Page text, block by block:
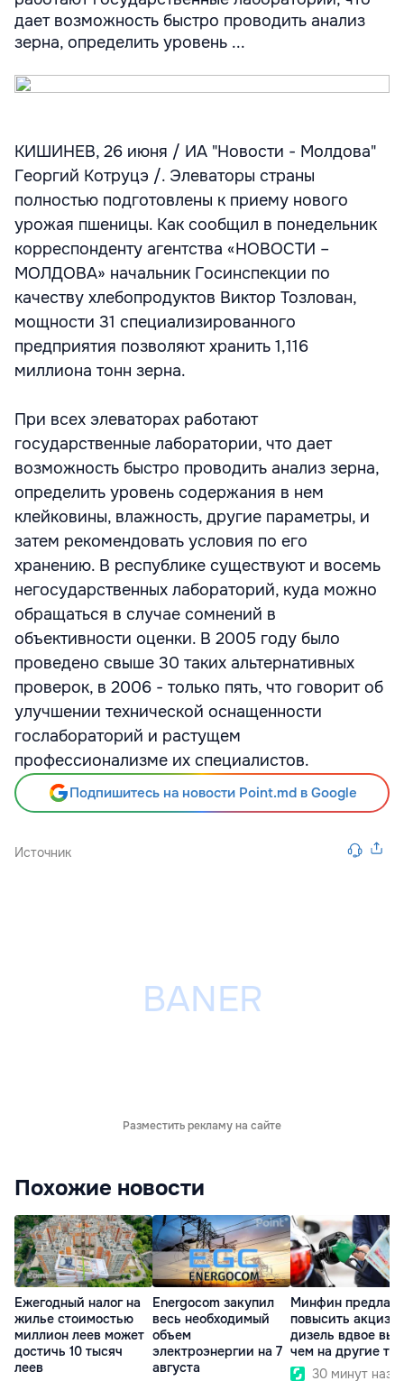
дает возможность быстро проводить анализ
зерна, определить уровень ...
КИШИНЕВ, 26 июня / ИА "Новости - Молдова"
Георгий Котруцэ /. Элеваторы страны
полностью подготовлены к приему нового
урожая пшеницы. Как сообщил в понедельник
корреспонденту агентства «НОВОСТИ –
МОЛДОВА» начальник Госинспекции по
качеству хлебопродуктов Виктор Тозлован,
мощности 31 специализированного
предприятия позволяют хранить 1,116
миллиона тонн зерна.
При всех элеваторах работают
государственные лаборатории, что дает
возможность быстро проводить анализ зерна,
определить уровень содержания в нем
клейковины, влажность, другие параметры, и
затем рекомендовать условия по его
хранению. В республике существуют и восемь
негосударственных лабораторий, куда можно
обращаться в случае сомнений в
объективности оценки. В 2005 году было
проведено свыше 30 таких альтернативных
проверок, в 2006 - только пять, что говорит об
улучшении технической оснащенности
гослабораторий и растущем
профессионализме их специалистов.
Подпишитесь на новости Point.md в Google
Источник
Разместить рекламу на сайте
Похожие новости
Ежегодный налог на
жилье стоимостью
миллион леев может
достичь 10 тысяч
леев
Energocom закупил
весь необходимый
объем
электроэнергии на 7
августа
Минфин
повысить акциз
дизель вдвое
чем на другие
30 минут